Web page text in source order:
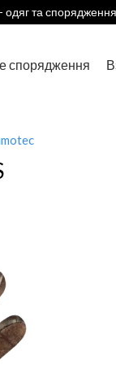
одяг та
спорядження